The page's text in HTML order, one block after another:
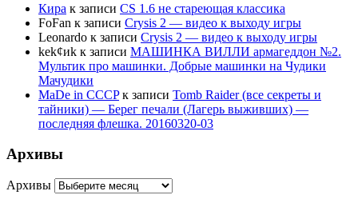
Кира к записи CS 1.6 не стареющая классика
FoFan к записи Crysis 2 — видео к выходу игры
Leonardo к записи Crysis 2 — видео к выходу игры
kek¢иk к записи МАШИНКА ВИЛЛИ армагеддон №2.
Мультик про машинки. Добрые машинки на Чудики
Мачудики
MaDe in CCCPк записи Tomb Raider (все секреты и
тайники) — Берег печали (Лагерь выживших) —
последняя флешка. 20160320-03
Архивы
Архивы